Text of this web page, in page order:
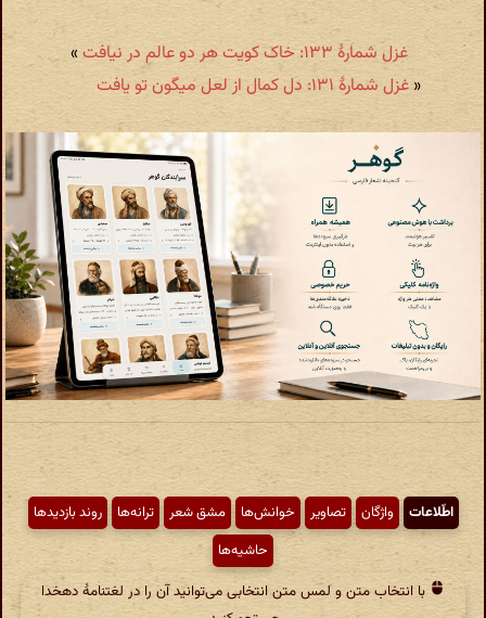
غزل شمارهٔ ۱۳۳: خاک کویت هر دو عالم در نیافت
»
« غزل شمارهٔ ۱۳۱: دل کمال از لعل میگون تو یافت
اطّلاعات واژگان تصاویر خوانش‌ها مشق شعر ترانه‌ها
روند بازدیدها
حاشیه‌ها
با انتخاب متن و لمس متن انتخابی می‌توانید آن را در لغتنامهٔ دهخدا